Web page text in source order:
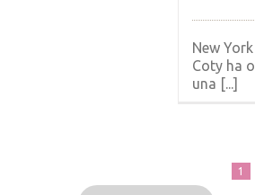
New
Coty ha
una [...]
1